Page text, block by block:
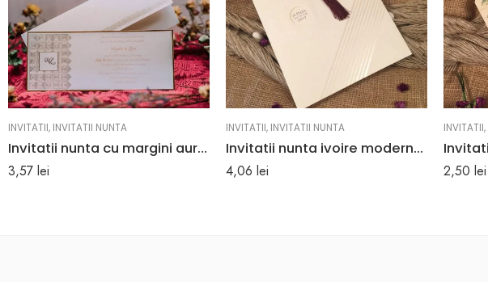
INVITATII, INVITATII NUNTA
Invitatii nunta cu margini aurii şi model cu iniţialele mirilor 11.5 x 27.5 cm
3,57 lei
INVITATII, INVITATII NUNTA
Invitatii nunta ivoire moderna cu linii argintii 19 x 18.9 cm
4,06 lei
INVITATII,
2,50 lei